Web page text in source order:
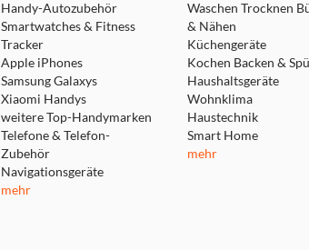
Handy-Autozubehör
Smartwatches & Fitness
Tracker
Apple iPhones
Samsung Galaxys
Xiaomi Handys
weitere Top-Handymarken
Telefone & Telefon-
Zubehör
Navigationsgeräte
mehr
Waschen Trocknen
& Nähen
Küchengeräte
Kochen Backen &
Haushaltsgeräte
Wohnklima
Haustechnik
Smart Home
mehr